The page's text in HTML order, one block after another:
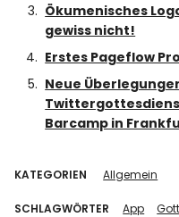
Ökumenisches
gewiss nicht!
Erstes Pageflow
Neue
Barcamp in
KATEGORIEN Allgemein
SCHLAGWÖRTER App